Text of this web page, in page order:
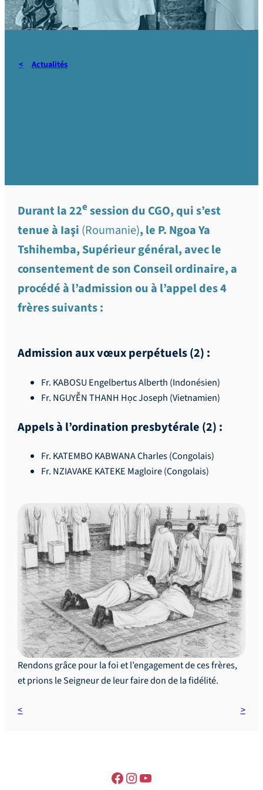
Actualités
Durant la 22e session du CGO, qui s’est
tenue à Iaşi (Roumanie), le P. Ngoa Ya
Tshihemba, Supérieur général, avec le
consentement de son Conseil ordinaire, a
procédé à l’admission ou à l’appel des 4
frères suivants :
Admission aux vœux perpétuels (2) :
Fr. KABOSU Engelbertus Alberth (Indonésien)
Fr. NGUYỄN THANH Học Joseph (Vietnamien)
Appels à l’ordination presbytérale (2) :
Fr. KATEMBO KABWANA Charles (Congolais)
Fr. NZIAVAKE KATEKE Magloire (Congolais)
Rendons grâce pour la foi et l’engagement de ces frères,
et prions le Seigneur de leur faire don de la fidélité.